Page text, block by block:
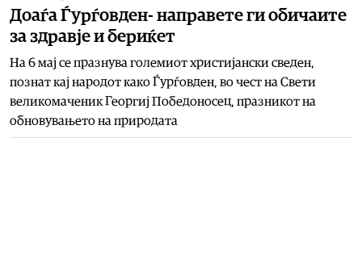
Доаѓа Ѓурѓовден- направете ги обичаите
за здравје и бериќет
На 6 мај се празнува големиот христијански сведен,
познат кај народот како Ѓурѓовден, во чест на Свети
великомаченик Георгиј Победоносец, празникот на
обновувањето на природата